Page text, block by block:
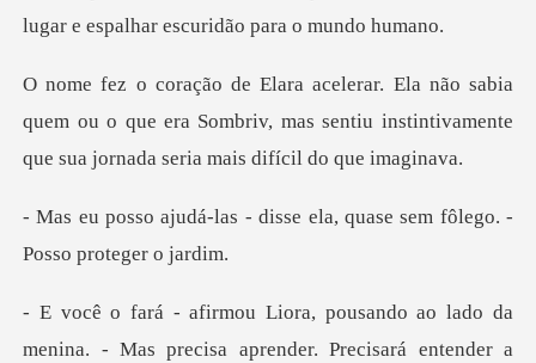
quem ou o que era Sombriv, mas sentiu instintivament
disse ela, quase sem fôlego
isa aprender. Precisará entender a